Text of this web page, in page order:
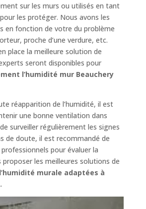
sur les murs ou utilisés en tant
les protéger. Nous avons les
en fonction de votre du problème
proche d’une verdure, etc.
place la meilleure solution de
seront disponibles pour
l’humidité mur Beauchery
réapparition de l’humidité, il est
une bonne ventilation dans
surveiller régulièrement les signes
de doute, il est recommandé de
pour évaluer la
les meilleures solutions de
murale adaptées à